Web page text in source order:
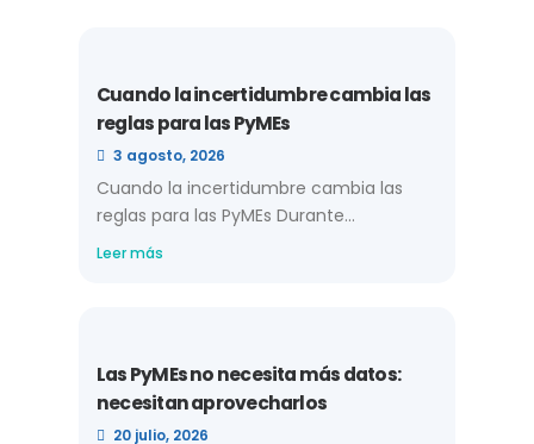
Cuando la incertidumbre cambia las
reglas para las PyMEs
3 agosto, 2026
Cuando la incertidumbre cambia las
reglas para las PyMEs Durante...
Leer más
Las PyMEs no necesita más datos:
necesitan aprovecharlos
20 julio, 2026